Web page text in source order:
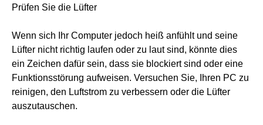
Prüfen Sie die Lüfter
Wenn sich Ihr Computer jedoch heiß anfühlt und seine
Lüfter nicht richtig laufen oder zu laut sind, könnte dies
ein Zeichen dafür sein, dass sie blockiert sind oder eine
Funktionsstörung aufweisen. Versuchen Sie, Ihren PC zu
reinigen, den Luftstrom zu verbessern oder die Lüfter
auszutauschen.